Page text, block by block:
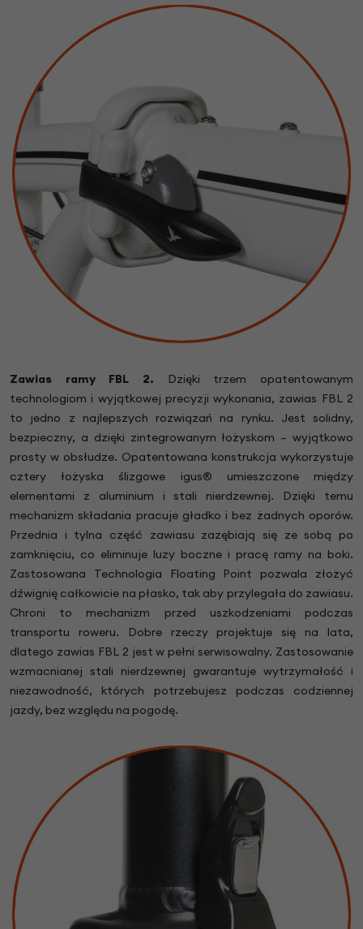
Zawias ramy FBL 2.
Dzięki trzem opatentowanym
technologiom i wyjątkowej precyzji wykonania, zawias FBL 2
to jedno z najlepszych rozwiązań na rynku. Jest solidny,
bezpieczny, a dzięki zintegrowanym łożyskom – wyjątkowo
prosty w obsłudze. Opatentowana konstrukcja wykorzystuje
cztery łożyska ślizgowe igus® umieszczone między
elementami z aluminium i stali nierdzewnej. Dzięki temu
mechanizm składania pracuje gładko i bez żadnych oporów.
Przednia i tylna część zawiasu zazębiają się ze sobą po
zamknięciu, co eliminuje luzy boczne i pracę ramy na boki.
Zastosowana Technologia Floating Point pozwala złożyć
dźwignię całkowicie na płasko, tak aby przylegała do zawiasu.
Chroni to mechanizm przed uszkodzeniami podczas
transportu roweru. Dobre rzeczy projektuje się na lata,
dlatego zawias FBL 2 jest w pełni serwisowalny. Zastosowanie
wzmacnianej stali nierdzewnej gwarantuje wytrzymałość i
niezawodność, których potrzebujesz podczas codziennej
jazdy, bez względu na pogodę.